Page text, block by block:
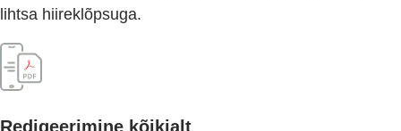
lihtsa hiireklõpsuga.
Redigeerimine kõikjalt